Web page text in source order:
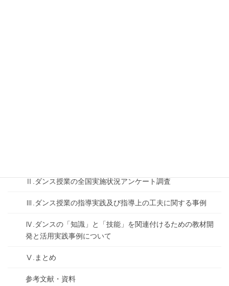
Ⅱ.ダンス授業の全国実施状況アンケート調査
Ⅲ.ダンス授業の指導実践及び指導上の工夫に関する事例
Ⅳ.ダンスの「知識」と「技能」を関連付けるための教材開
発と活用実践事例について
Ⅴ.まとめ
参考文献・資料